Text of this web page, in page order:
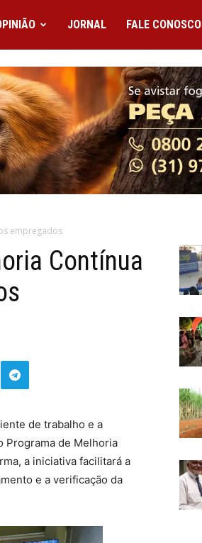
JORNAL FALE CONOSCO
empregados
Contínua
de trabalho e a
Programa de Melhoria
a iniciativa facilitará a
e a verificação da